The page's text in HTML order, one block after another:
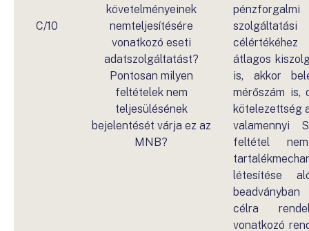
C/10
követelményeinek
nemteljesítésére
vonatkozó eseti
adatszolgáltatást?
Pontosan milyen
feltételek nem
teljesülésének
bejelentését várja ez az
MNB?
átlagos
is, akkor
mérőszám is,
kötelezettség
valamennyi
feltétel
létesítése
célra
vonatkozó